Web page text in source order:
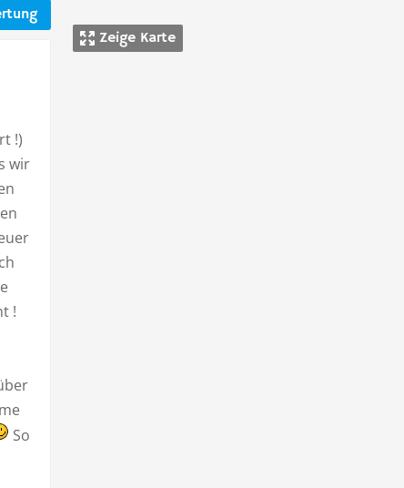
Zeige Karte
!)
wir
!
So